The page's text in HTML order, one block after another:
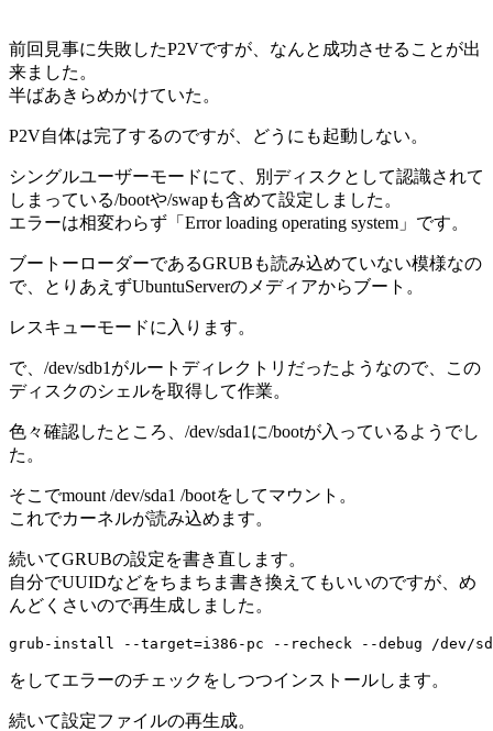
前回見事に失敗したP2Vですが、なんと成功させることが出
来ました。
半ばあきらめかけていた。
P2V自体は完了するのですが、どうにも起動しない。
シングルユーザーモードにて、別ディスクとして認識されて
しまっている/bootや/swapも含めて設定しました。
エラーは相変わらず「Error loading operating system」です。
ブートーローダーであるGRUBも読み込めていない模様なの
で、とりあえずUbuntuServerのメディアからブート。
レスキューモードに入ります。
で、/dev/sdb1がルートディレクトリだったようなので、この
ディスクのシェルを取得して作業。
色々確認したところ、/dev/sda1に/bootが入っているようでし
た。
そこでmount /dev/sda1 /bootをしてマウント。
これでカーネルが読み込めます。
続いてGRUBの設定を書き直します。
自分でUUIDなどをちまちま書き換えてもいいのですが、め
んどくさいので再生成しました。
grub-install --target=i386-pc --recheck --debug /dev/
をしてエラーのチェックをしつつインストールします。
続いて設定ファイルの再生成。